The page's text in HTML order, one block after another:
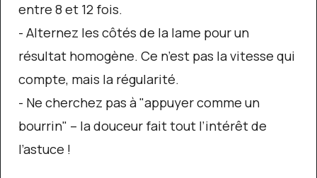
entre 8 et 12 fois.
- Alternez les côtés de la lame pour un
résultat homogène. Ce n’est pas la vitesse qui
compte, mais la régularité.
- Ne cherchez pas à "appuyer comme un
bourrin" – la douceur fait tout l’intérêt de
l’astuce !